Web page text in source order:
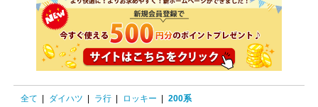
全て | ダイハツ | ラ行 | ロッキー | 200系